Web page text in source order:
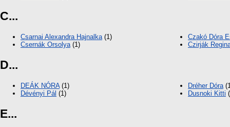
C...
Csarnai Alexandra Hajnalka (1)
Csernák Orsolya (1)
Czakó Dóra
Czirják
D...
DEÁK NÓRA(1)
Dévényi Pál (1)
Dréher Dóra
Dusnoki Kitti
E...